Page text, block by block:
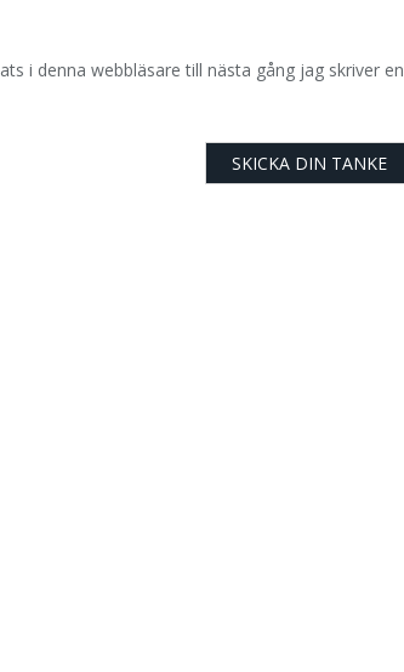
i denna webbläsare till nästa gång jag skriver en